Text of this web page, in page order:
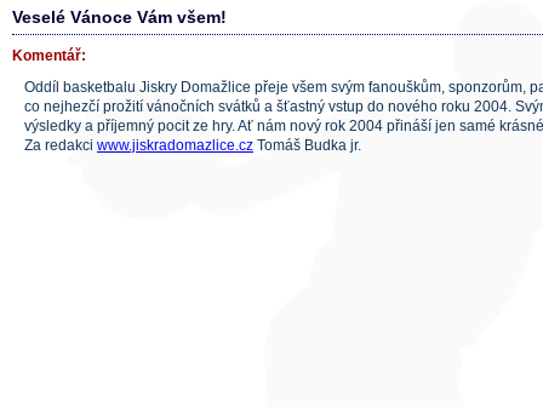
Veselé Vánoce Vám všem!
Komentář:
Oddíl basketbalu Jiskry Domažlice přeje všem svým fanouškům, sponzorům,
co nejhezčí prožití vánočních svátků a šťastný vstup do nového roku 2004.
výsledky a příjemný pocit ze hry. Ať nám nový rok 2004 přináší jen samé
Za redakci www.jiskradomazlice.cz Tomáš Budka jr.